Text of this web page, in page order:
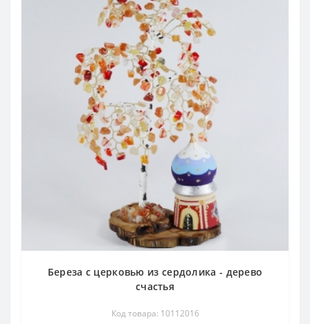
Результаты поразительные. Чирьи, нарывы, опухоли
сходят за 1 — 2 сеанса. Я, например, делаю так: беру
камень, нагреваю его (на батарее, утюге, лампочке) и
держу его, пока он теплый, на пораженном участке".
В Государственном институте физкультуры СССР в
1945 г. через кабинет сердоликотерапии прошло 433
больных. Из них закончило лечение с положительными
результатами — 278, у 112 человек положительный
результат наблюдался после повторного курса. Только у 6
человек положительного эффекта не было получено.
По световому излучению сердолик повышает
защитные силы организма, благоприятно влияет на
эмоции. Облегчает концентрацию теплых чувств и
радости. В качестве талисмана дарит ораторскую силу,
процветание. Древние полагали, что защищает от всех
Месторождения за Рубежом
: Украина (Крым), Бразилия,
Береза с церковью из сердолика - дерево
счастья
Код товара: 10112016